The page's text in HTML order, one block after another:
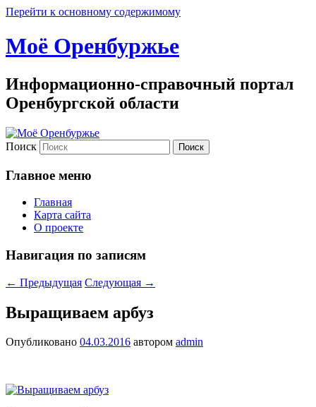
Перейти к основному содержимому
Моё Оренбуржье
Информационно-справочный портал
Оренбургской области
Поиск
Главное меню
Главная
Карта сайта
О проекте
Навигация по записям
← Предыдущая Следующая →
Выращиваем арбуз
Опубликовано 04.03.2016 автором admin